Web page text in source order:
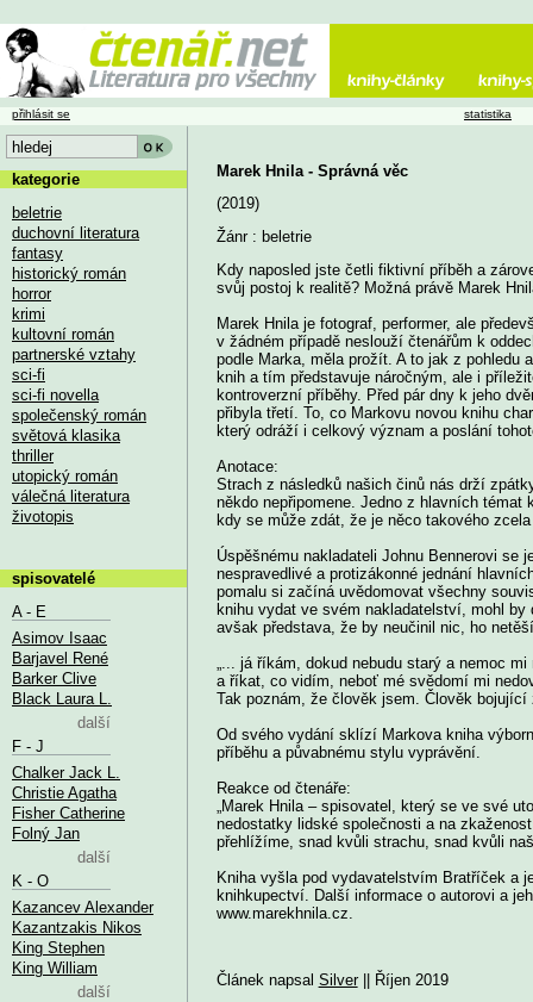
Marek Hnila - Správná věc
(2019)
Žánr : beletrie
Kdy naposled jste četli fiktivní příběh a
svůj postoj k realitě? Možná právě Marek
Marek Hnila je fotograf, performer, ale
v žádném případě neslouží čtenářům k
podle Marka, měla prožít. A to jak z pohledu
knih a tím představuje náročným, ale i
kontroverzní příběhy. Před pár dny k jeho
přibyla třetí. To, co Markovu novou knihu
který odráží i celkový význam a poslání
Anotace:
Strach z následků našich činů nás drží
někdo nepřipomene. Jedno z hlavních
kdy se může zdát, že je něco takového
Úspěšnému nakladateli Johnu Bennerovi se
nespravedlivé a protizákonné jednání
pomalu si začíná uvědomovat všechny
knihu vydat ve svém nakladatelství, mohl
avšak představa, že by neučinil nic, ho
„... já říkám, dokud nebudu starý a nemoc
a říkat, co vidím, neboť mé svědomí mi
Tak poznám, že člověk jsem. Člověk
Od svého vydání sklízí Markova kniha
příběhu a půvabnému stylu vyprávění.
Reakce od čtenáře:
„Marek Hnila – spisovatel, který se ve své
nedostatky lidské společnosti a na
přehlížíme, snad kvůli strachu, snad kvůli
Kniha vyšla pod vydavatelstvím Bratříček a
knihkupectví. Další informace o autorovi a
www.marekhnila.cz.
Článek napsal Silver|| Říjen 2019
přihlásit se statistika
kategorie
beletrie
duchovní literatura
fantasy
historický román
horror
krimi
kultovní román
partnerské vztahy
sci-fi
sci-fi novella
společenský román
světová klasika
thriller
utopický román
válečná literatura
životopis
spisovatelé
A - E
Asimov Isaac
Barjavel René
Barker Clive
Black Laura L.
další
F - J
Chalker Jack L.
Christie Agatha
Fisher Catherine
Folný Jan
další
K - O
Kazancev Alexander
Kazantzakis Nikos
King Stephen
King William
další